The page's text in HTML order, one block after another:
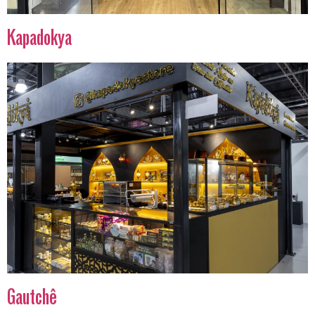
Kapadokya
Gautchê